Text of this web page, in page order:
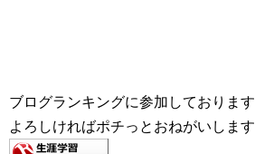
ブログランキングに参加しております
よろしければポチっとおねがいします